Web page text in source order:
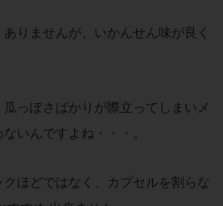
りませんが、いかんせん味が良く
っぽさばかりが際立ってしまいメ
いんですよね・・・。
クほどではなく、カプセルを割らな